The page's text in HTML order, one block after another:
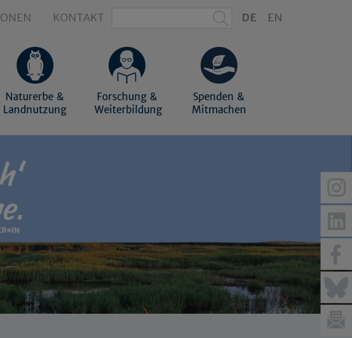
KONTAKT DE EN
Naturerbe &
Landnutzung
Forschung &
Weiterbildung
Spenden &
Mitmachen